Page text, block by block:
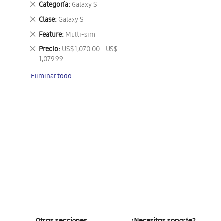
Categoría Galaxy S
Eliminar
este
artículo
Clase Galaxy S
Eliminar
este
artículo
Feature Multi-sim
Eliminar
este
artículo
Precio US$ 1,070.00 - US$
1,079.99
Eliminar
este
Eliminar todo